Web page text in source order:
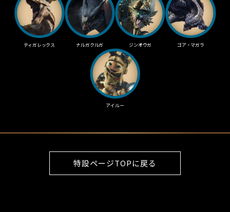
ティガレックス ナルガクルガ ジンオウガ ゴア・マガラ
アイルー
特設ページTOPに戻る